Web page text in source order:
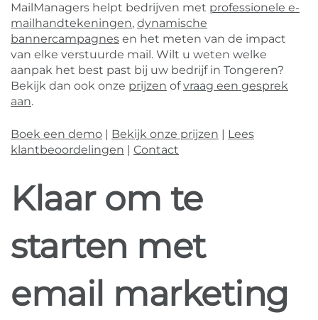
MailManagers helpt bedrijven met professionele e-
mailhandtekeningen, dynamische
bannercampagnes en het meten van de impact
van elke verstuurde mail. Wilt u weten welke
aanpak het best past bij uw bedrijf in Tongeren?
Bekijk dan ook onze prijzen ofvraag een gesprek
aan.
Boek een demo Bekijk onze prijzen
Lees
klantbeoordelingen
Contact
Klaar om te
starten met
email marketing